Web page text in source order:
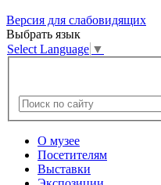
Версия для слабовидящих
Выбрать язык
Select Language ▼
О музее
Посетителям
Выставки